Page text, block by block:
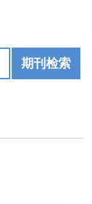
期刊检索